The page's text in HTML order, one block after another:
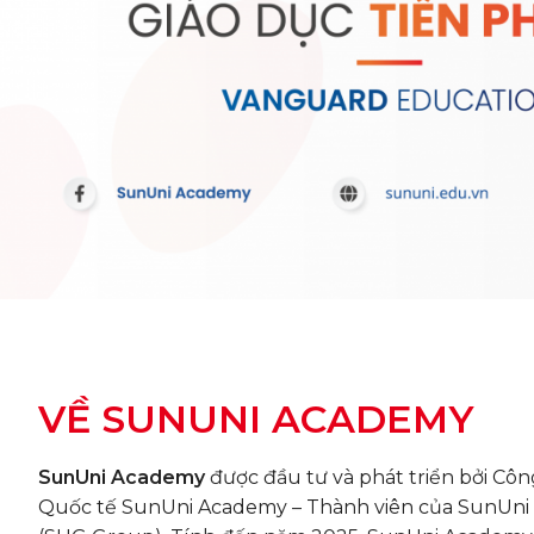
VỀ SUNUNI ACADEMY
SunUni Academyđược đầu tư và phát triển bởi
Quốc tế SunUni Academy – Thành viên của